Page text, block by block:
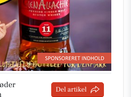
Del artikel